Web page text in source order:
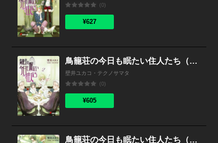
(0)
¥627
鳥籠荘の今日も眠たい住人たち（2）
壁井ユカコ・テクノサマタ
(0)
¥605
鳥籠荘の今日も眠たい住人たち（1）